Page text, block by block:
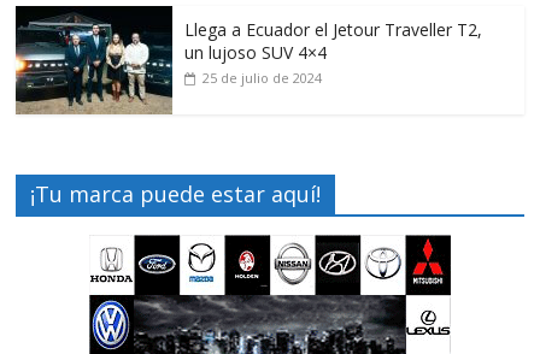
Llega a Ecuador el Jetour Traveller T2,
un lujoso SUV 4×4
25 de julio de 2024
¡Tu marca puede estar aquí!